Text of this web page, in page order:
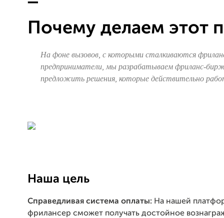
Почему делаем этот
На фоне вызовов, с которыми сталкиваются
предприниматели, мы разрабатываем фриланс-
предложить решения, которые действительно
Наша цель
Справедливая система оплаты: На нашей
фрилансер сможет получать достойное